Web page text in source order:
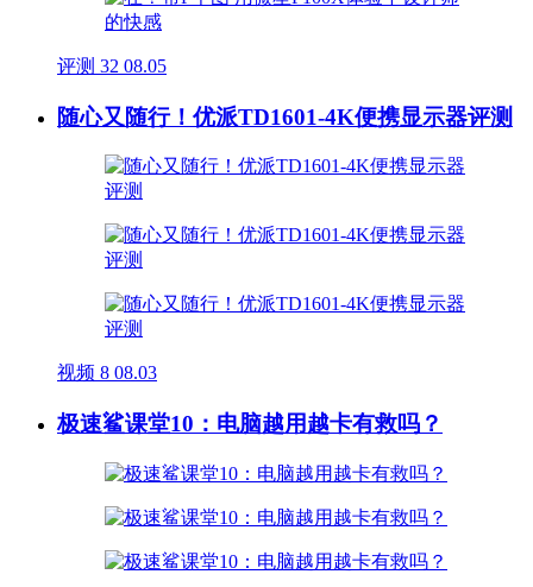
评测 32 08.05
随心又随行！优派TD1601-4K便携显示器评测
视频 8 08.03
极速鲨课堂10：电脑越用越卡有救吗？